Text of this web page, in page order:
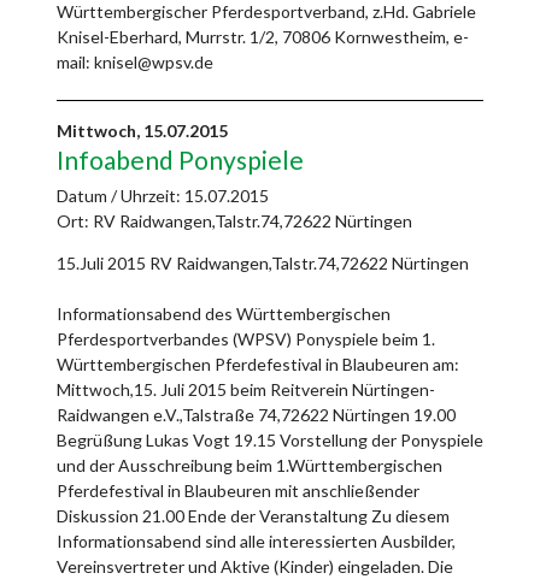
Württembergischer Pferdesportverband, z.Hd. Gabriele
Knisel-Eberhard, Murrstr. 1/2, 70806 Kornwestheim, e-
mail: knisel@wpsv.de
Mittwoch, 15.07.2015
Infoabend Ponyspiele
Datum / Uhrzeit: 15.07.2015
Ort: RV Raidwangen,Talstr.74,72622 Nürtingen
15.Juli 2015 RV Raidwangen,Talstr.74,72622 Nürtingen
Informationsabend des Württembergischen
Pferdesportverbandes (WPSV) Ponyspiele beim 1.
Württembergischen Pferdefestival in Blaubeuren am:
Mittwoch,15. Juli 2015 beim Reitverein Nürtingen-
Raidwangen e.V.,Talstraße 74,72622 Nürtingen 19.00
Begrüßung Lukas Vogt 19.15 Vorstellung der Ponyspiele
und der Ausschreibung beim 1.Württembergischen
Pferdefestival in Blaubeuren mit anschließender
Diskussion 21.00 Ende der Veranstaltung Zu diesem
Informationsabend sind alle interessierten Ausbilder,
Vereinsvertreter und Aktive (Kinder) eingeladen. Die